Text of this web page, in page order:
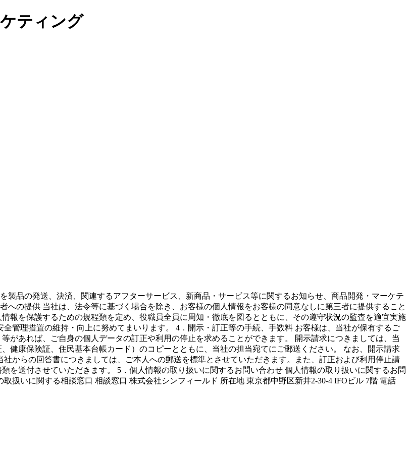
ティング
製品の発送、決済、関連するアフターサービス、新商品・サービス等に関するお知らせ、商品開発・マーケテ
への提供 当社は、法令等に基づく場合を除き、お客様の個人情報をお客様の同意なしに第三者に提供すること
報を保護するための規程類を定め、役職員全員に周知・徹底を図るとともに、その遵守状況の監査を適宜実施
管理措置の維持・向上に努めてまいります。 4．開示・訂正等の手続、手数料 お客様は、当社が保有するご
があれば、ご自身の個人データの訂正や利用の停止を求めることができます。 開示請求につきましては、当
健康保険証、住民基本台帳カード）のコピーとともに、当社の担当宛てにご郵送ください。 なお、開示請求
からの回答書につきましては、ご本人への郵送を標準とさせていただきます。また、訂正および利用停止請
を送付させていただきます。 5．個人情報の取り扱いに関するお問い合わせ 個人情報の取り扱いに関するお問
扱いに関する相談窓口 相談窓口 株式会社シンフィールド 所在地 東京都中野区新井2-30-4 IFOビル 7階 電話